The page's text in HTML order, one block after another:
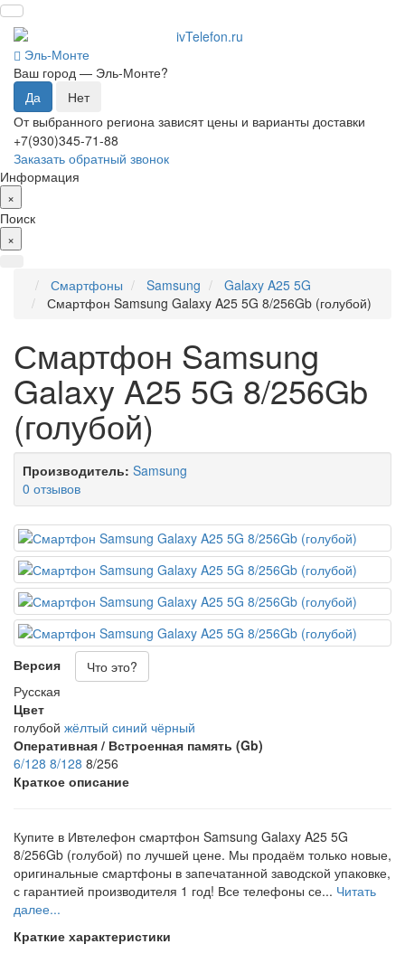
Эль-Монте
Ваш город — Эль-Монте?
От выбранного региона зависят цены и варианты доставки
+7(930)345-71-88
Заказать обратный звонок
Информация
×
Поиск
×
Смартфоны Samsung
Galaxy A25 5G
Смартфон Samsung Galaxy A25 5G 8/256Gb (голубой)
Смартфон Samsung
Galaxy A25 5G 8/256Gb
(голубой)
Производитель: Samsung
0 отзывов
Версия
Что это?
Русская
Цвет
голубой жёлтый синий чёрный
Оперативная / Встроенная память (Gb)
6/128 8/128 8/256
Краткое описание
Купите в Ивтелефон смартфон Samsung Galaxy A25 5G
8/256Gb (голубой) по лучшей цене. Мы продаём только новые,
оригинальные смартфоны в запечатанной заводской упаковке,
с гарантией производителя 1 год! Все телефоны се... Читать
далее...
Краткие характеристики